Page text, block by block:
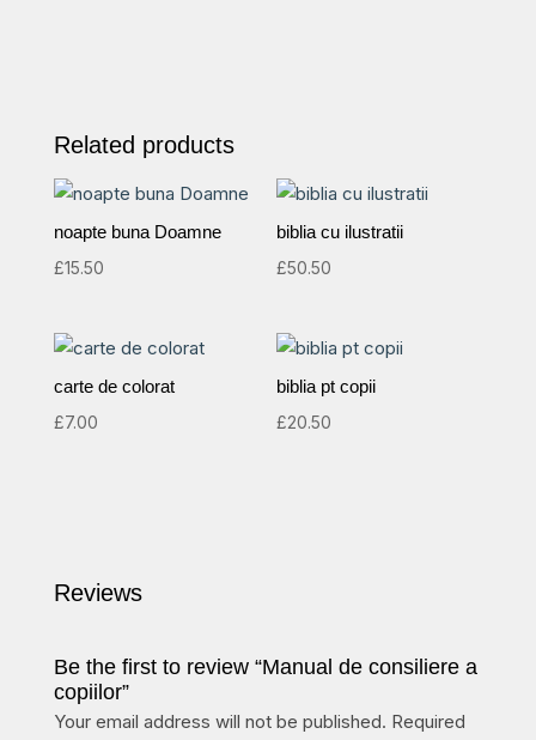
Related products
noapte buna Doamne
£15.50
biblia cu ilustratii
£50.50
carte de colorat
£7.00
biblia pt copii
£20.50
Reviews
Be the first to review “Manual de consiliere a
copiilor”
Your email address will not be published. Required